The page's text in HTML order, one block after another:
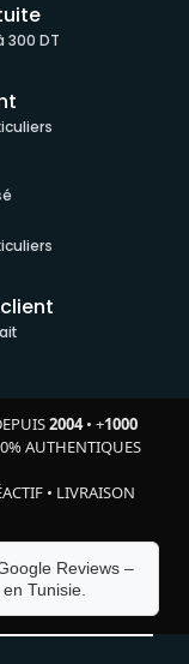
300 DT
2004• +1000
AUTHENTIQUES
• LIVRAISON
Reviews –
Tunisie.